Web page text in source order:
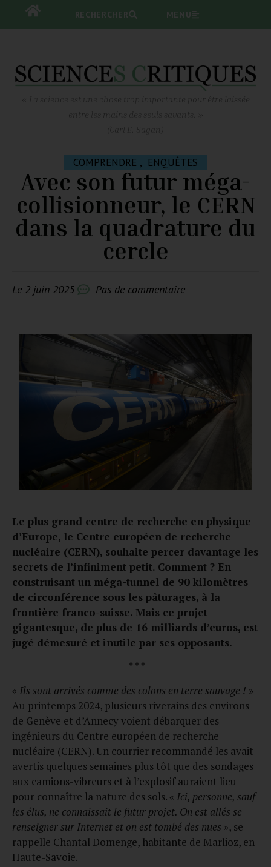
RECHERCHERRECHERCHER MENU
COMPRENDRE , ENQUÊTES
Avec son futur méga-
collisionneur, le CERN
dans la quadrature du
cercle
Le 2 juin 2025 Pas de commentaire
Le plus grand centre de recherche en physique
d’Europe, le Centre européen de recherche
nucléaire (CERN), souhaite percer davantage les
secrets de l’infiniment petit. Comment ? En
construisant un méga-tunnel de 90 kilomètres
de circonférence sous les pâturages, à la
frontière franco-suisse. Mais ce projet
gigantesque, de plus de 16 milliards d’euros, est
jugé démesuré et inutile par ses opposants.
* * *
« Ils sont arrivés comme des colons en terre sauvage ! »
Au printemps 2024, plusieurs riverains des environs
de Genève et d’Annecy voient débarquer des
ingénieurs du Centre européen de recherche
nucléaire (CERN). Un courrier recommandé les avait
avertis quelques semaines plus tôt que des sondages
aux camions-vibreurs et à l’explosif auraient lieu
pour connaître la nature des sols. « Ici, personne, sauf
les élus, ne connaissait le futur projet. On est allés se
renseigner sur Internet et on est tombé des nues », se
rappelle Chantal Domenge, habitante de Marlioz, en
Haute-Savoie.